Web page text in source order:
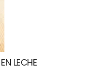
LECHE